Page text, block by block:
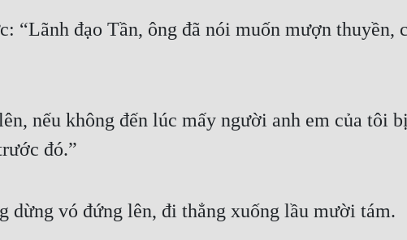
“Lãnh đạo Tần, ông đã nói muốn mượn thuyền,
nếu không đến lúc mấy người anh em của tôi
đó.”
dừng vó đứng lên, đi thẳng xuống lầu mười tám.